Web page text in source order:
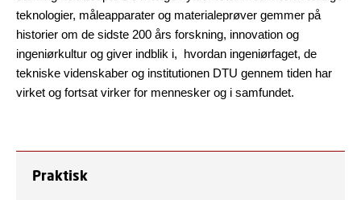
teknologier, måleapparater og materialeprøver gemmer på
historier om de sidste 200 års forskning, innovation og
ingeniørkultur og giver indblik i, hvordan ingeniørfaget, de
tekniske videnskaber og institutionen DTU gennem tiden har
virket og fortsat virker for mennesker og i samfundet.
Praktisk